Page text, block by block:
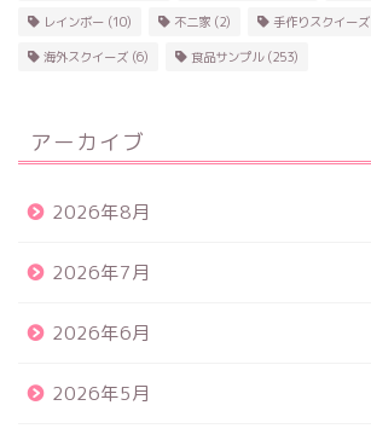
レインボー (10) 不二家 (2) 手作りスクイーズ
海外スクイーズ (6) 食品サンプル(253)
アーカイブ
2026年8月
2026年7月
2026年6月
2026年5月